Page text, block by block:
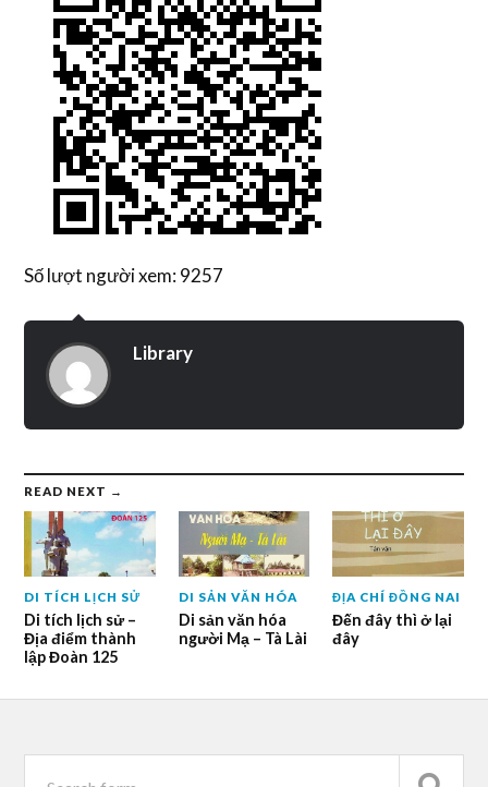
Số lượt người xem: 9257
Library
READ NEXT →
DI TÍCH LỊCH SỬ
Di tích lịch sử –
Địa điểm thành
lập Đoàn 125
DI SẢN VĂN HÓA
Di sản văn hóa
người Mạ – Tà Lài
ĐỊA CHÍ ĐỒNG NAI
Đến đây thì ở lại
đây